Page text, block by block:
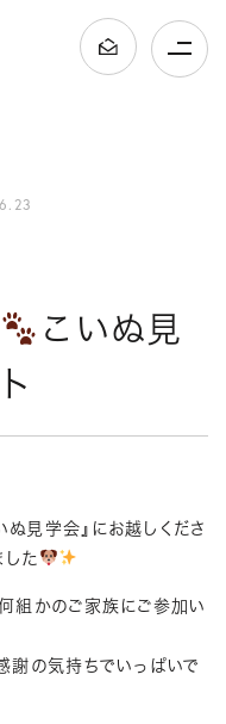
こいぬ見
見学会』にお越しくださ
した
組かのご家族にご参加い
謝の気持ちでいっぱいで